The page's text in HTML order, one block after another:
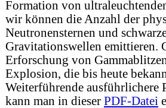
Formation von
wir können die Anzahl der
Neutronensternen und
Gravitationswellen emittieren.
Erforschung von
Explosion, die bis heute
Weiterführende ausführlichere
kann man in dieser PDF-Datei